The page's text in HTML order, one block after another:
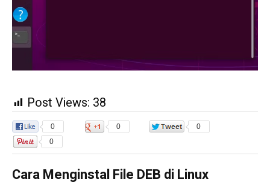
Post Views: 38
0 0
0
0
Cara Menginstal File DEB di Linux